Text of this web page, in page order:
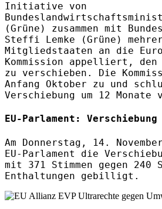
Initiative von
(Grüne) zusammen mit
Steffi Lemke (Grüne)
Mitgliedstaaten an die
Kommission appelliert, den
zu verschieben. Die
Anfang Oktober zu und
Verschiebung um 12 Monate
EU-Parlament:
Am Donnerstag, 14.
EU-Parlament die
mit 371 Stimmen gegen 240
Enthaltungen gebilligt.